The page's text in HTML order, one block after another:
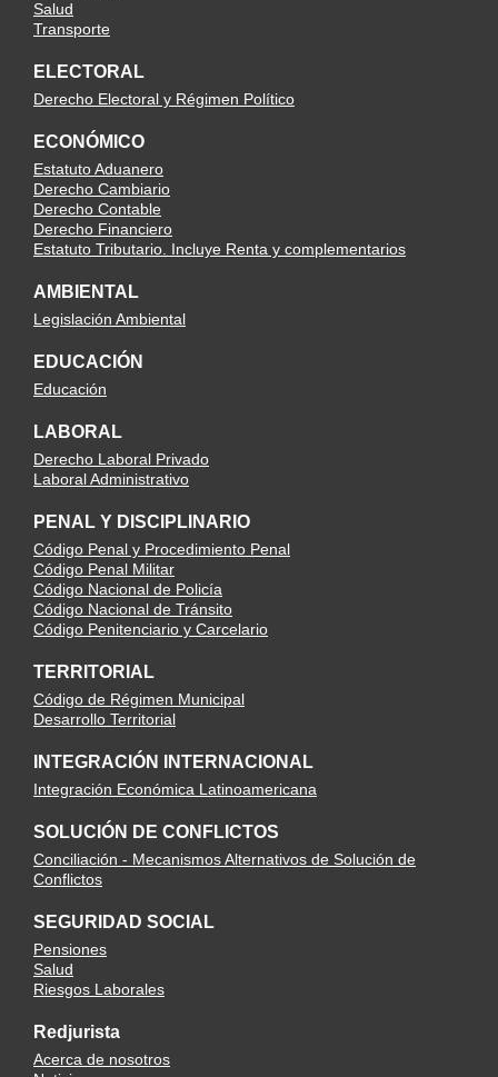
Salud
Transporte
ELECTORAL
Derecho Electoral y Régimen Político
ECONÓMICO
Estatuto Aduanero
Derecho Cambiario
Derecho Contable
Derecho Financiero
Estatuto Tributario. Incluye Renta y complementarios
AMBIENTAL
Legislación Ambiental
EDUCACIÓN
Educación
LABORAL
Derecho Laboral Privado
Laboral Administrativo
PENAL Y DISCIPLINARIO
Código Penal y Procedimiento Penal
Código Penal Militar
Código Nacional de Policía
Código Nacional de Tránsito
Código Penitenciario y Carcelario
TERRITORIAL
Código de Régimen Municipal
Desarrollo Territorial
INTEGRACIÓN INTERNACIONAL
Integración Económica Latinoamericana
SOLUCIÓN DE CONFLICTOS
Conciliación - Mecanismos Alternativos de Solución de
Conflictos
SEGURIDAD SOCIAL
Pensiones
Salud
Riesgos Laborales
Redjurista
Acerca de nosotros